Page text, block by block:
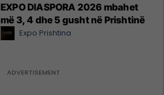
EXPO DIASPORA 2026 mbahet
më 3, 4 dhe 5 gusht në Prishtinë
Expo Prishtina